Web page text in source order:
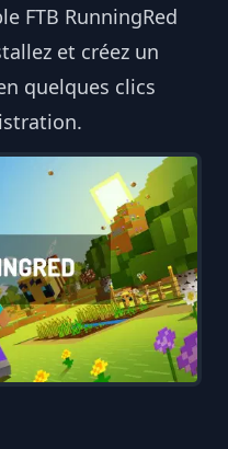
FTB RunningRed
et créez un
quelques clics